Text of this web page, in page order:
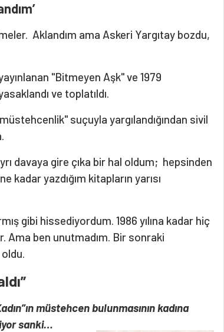
Aklandım ama Askeri Yargıtay bozdu,
"Bitmeyen Aşk" ve 1979
ve toplatıldı.
suçuyla yargılandığından sivil
davaya gire çıka bir hal oldum; hepsinden
kadar yazdığım kitapların yarısı
gibi hissediyordum. 1986 yılına kadar hiç
Ama ben unutmadım. Bir sonraki
oldu.
müstehcen bulunmasının kadına
sanki…